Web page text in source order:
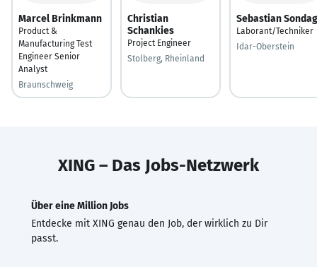
Marcel Brinkmann
Product &
Manufacturing Test
Engineer Senior
Analyst
Braunschweig
Christian
Schankies
Project Engineer
Stolberg, Rheinland
Sebastian Sondag
Laborant/Techniker
Idar-Oberstein
XING – Das Jobs-Netzwerk
Über eine Million Jobs
Entdecke mit XING genau den Job, der wirklich zu Dir
passt.